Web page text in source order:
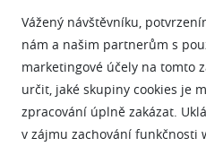
Vážený návštěvníku,
nám a našim partnerům s
marketingové účely na tomto
určit, jaké skupiny cookies je
zpracování úplně zakázat.
v zájmu zachování funkčnosti